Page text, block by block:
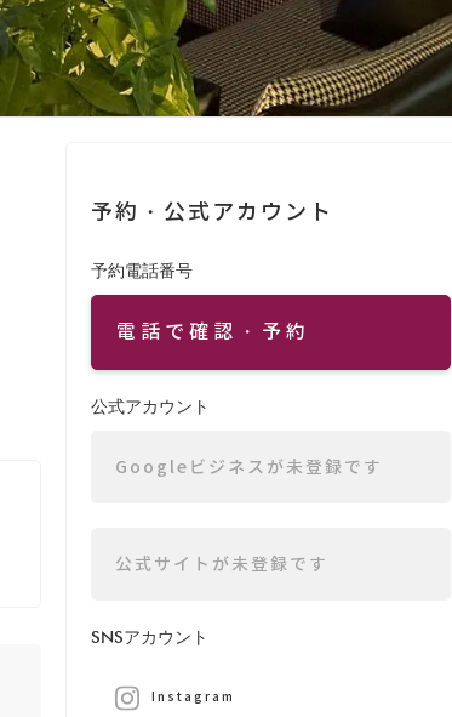
予約・公式アカウント
予約電話番号
電話で確認・予約
公式アカウント
Googleビジネスが未登録です
公式サイトが未登録です
SNSアカウント
Instagram